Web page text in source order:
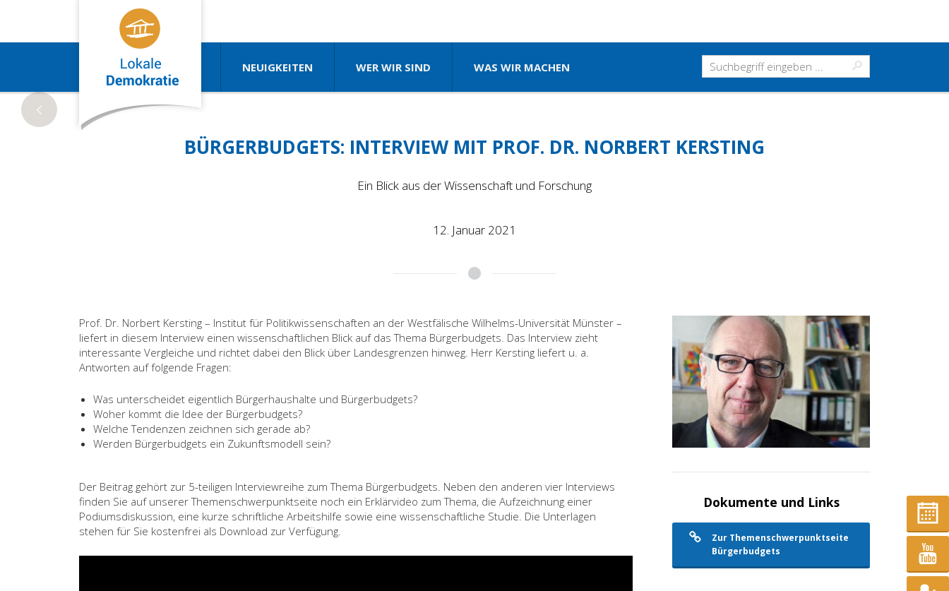
NEUIGKEITEN WER WIR SIND WAS WIR MACHEN
BÜRGERBUDGETS: INTERVIEW MIT PROF. DR. NORBERT KERSTING
Ein Blick aus der Wissenschaft und Forschung
12. Januar 2021
Prof. Dr. Norbert Kersting – Institut für Politikwissenschaften an der Westfälische Wilhelms-Universität Münster –
liefert in diesem Interview einen wissenschaftlichen Blick auf das Thema Bürgerbudgets. Das Interview zieht
interessante Vergleiche und richtet dabei den Blick über Landesgrenzen hinweg. Herr Kersting liefert u. a.
Antworten auf folgende Fragen:
Was unterscheidet eigentlich Bürgerhaushalte und Bürgerbudgets?
Woher kommt die Idee der Bürgerbudgets?
Welche Tendenzen zeichnen sich gerade ab?
Werden Bürgerbudgets ein Zukunftsmodell sein?
Der Beitrag gehört zur 5-teiligen Interviewreihe zum Thema Bürgerbudgets. Neben den anderen vier Interviews
finden Sie auf unserer Themenschwerpunktseite noch ein Erklärvideo zum Thema, die Aufzeichnung einer
Podiumsdiskussion, eine kurze schriftliche Arbeitshilfe sowie eine wissenschaftliche Studie. Die Unterlagen
stehen für Sie kostenfrei als Download zur Verfügung.
Dokumente und Links
Zur Themenschwerpunktseite
Bürgerbudgets